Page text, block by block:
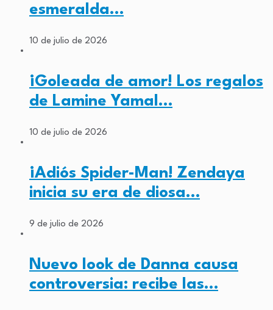
esmeralda…
10 de julio de 2026
¡Goleada de amor! Los regalos
de Lamine Yamal…
10 de julio de 2026
¡Adiós Spider-Man! Zendaya
inicia su era de diosa…
9 de julio de 2026
Nuevo look de Danna causa
controversia: recibe las…